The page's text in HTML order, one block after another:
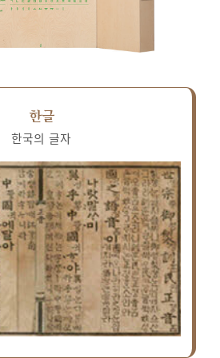
한글
한국의 글자